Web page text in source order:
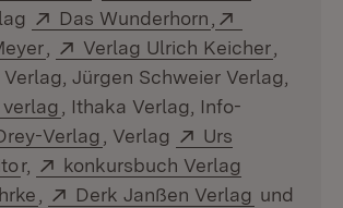
in neuem Fenster)
Extern:
Das Wunderhorn (Öffnet in
(Öffnet in neuem Fenster)
Extern:
Verlag Ulrich Keicher
Jürgen Schweier Verlag,
(Öffnet in neuem Fenster)
, Ithaka Verlag, Info-
Verlag (Öffnet in neuem Fenster)
, Verlag Extern:
Urs
(Öffnet in neuem Fenster)
r, Extern:
konkursbuch Verlag
(Öffnet in neuem Fenster)
Extern:
Derk Janßen Verlag (Öffnet
und